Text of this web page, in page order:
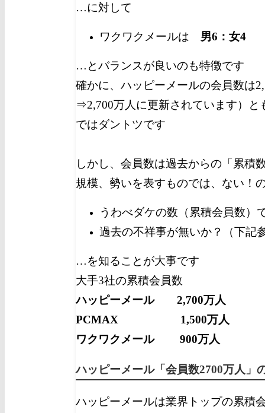
…に対して
ワクワクメールは 男6：女4
…とバランスが良いのも特徴です
確かに、ハッピーメールの会員数は
⇒2,700万人に更新されています）と
ではダントツです
しかし、会員数は過去からの「累積
規模、勢いを表すものでは、ない！
うわべダケの数（累積会員数）
過去の不祥事が無いか？（下記
…を知ることが大事です
大手3社の累積会員数
ハッピーメール 2,700万人
PCMAX 1,500万人
ワクワクメール 900万人
ハッピーメール「会員数2700万人」
ハッピーメールは業界トップの累積